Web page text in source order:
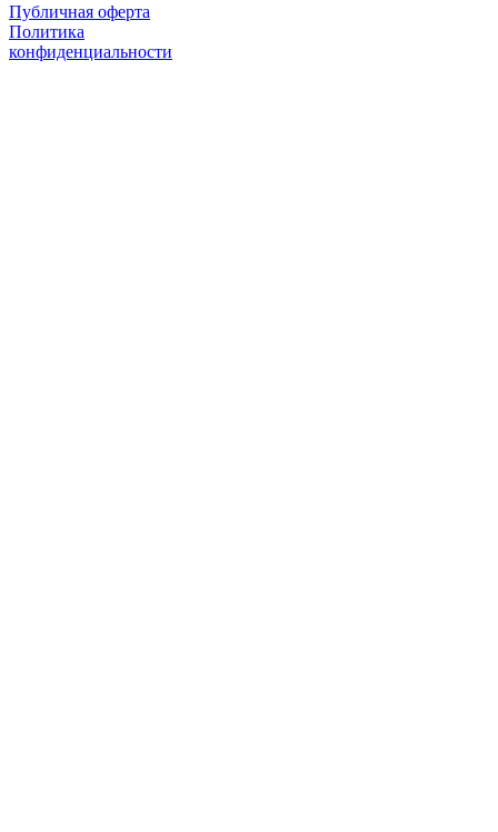
Публичная оферта
Политика
конфиденциальности